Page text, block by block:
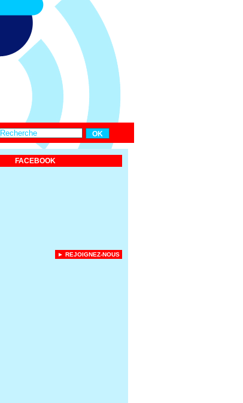
FACEBOOK
► REJOIGNEZ-NOUS